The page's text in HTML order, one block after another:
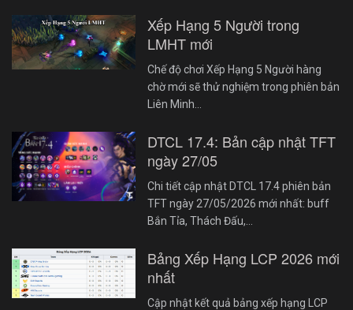
Xếp Hạng 5 Người trong
LMHT mới
Chế độ chơi Xếp Hạng 5 Người hàng
chờ mới sẽ thử nghiệm trong phiên bản
Liên Minh…
DTCL 17.4: Bản cập nhật TFT
ngày 27/05
Chi tiết cập nhật DTCL 17.4 phiên bản
TFT ngày 27/05/2026 mới nhất: buff
Bắn Tỉa, Thách Đấu,…
Bảng Xếp Hạng LCP 2026 mới
nhất
Cập nhật kết quả bảng xếp hạng LCP